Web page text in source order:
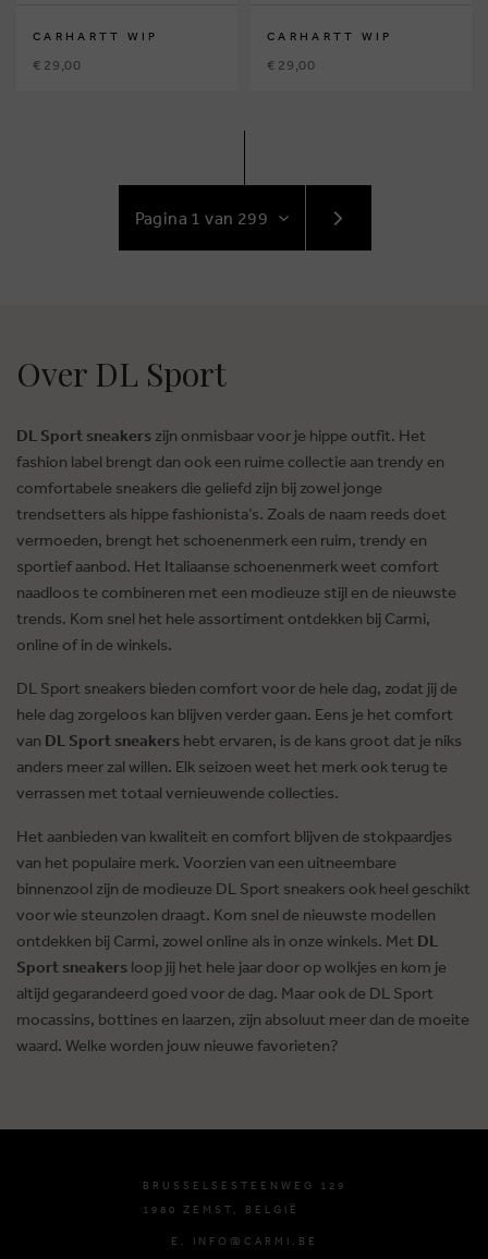
CARHARTT WIP
€ 29,00
CARHARTT WIP
€ 29,00
NAAR
VOLGENDE
Over DL Sport
DL Sport sneakers zijn onmisbaar voor je hippe outfit. Het
fashion label brengt dan ook een ruime collectie aan trendy en
comfortabele sneakers die geliefd zijn bij zowel jonge
trendsetters als hippe fashionista’s. Zoals de naam reeds doet
vermoeden, brengt het schoenenmerk een ruim, trendy en
sportief aanbod. Het Italiaanse schoenenmerk weet comfort
naadloos te combineren met een modieuze stijl en de nieuwste
trends. Kom snel het hele assortiment ontdekken bij Carmi,
online of in de winkels.
DL Sport sneakers bieden comfort voor de hele dag, zodat jij de
hele dag zorgeloos kan blijven verder gaan. Eens je het comfort
van DL Sport sneakers hebt ervaren, is de kans groot dat je niks
anders meer zal willen. Elk seizoen weet het merk ook terug te
verrassen met totaal vernieuwende collecties.
Het aanbieden van kwaliteit en comfort blijven de stokpaardjes
van het populaire merk. Voorzien van een uitneembare
binnenzool zijn de modieuze DL Sport sneakers ook heel geschikt
voor wie steunzolen draagt. Kom snel de nieuwste modellen
ontdekken bij Carmi, zowel online als in onze winkels. Met DL
Sport sneakers loop jij het hele jaar door op wolkjes en kom je
altijd gegarandeerd goed voor de dag. Maar ook de DL Sport
mocassins, bottines en laarzen, zijn absoluut meer dan de moeite
waard. Welke worden jouw nieuwe favorieten?
BRUSSELSESTEENWEG 129
1980 ZEMST, BELGIË
E. INFO@CARMI.BE